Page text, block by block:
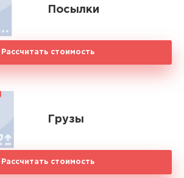
Посылки
Рассчитать стоимость
Грузы
Рассчитать стоимость